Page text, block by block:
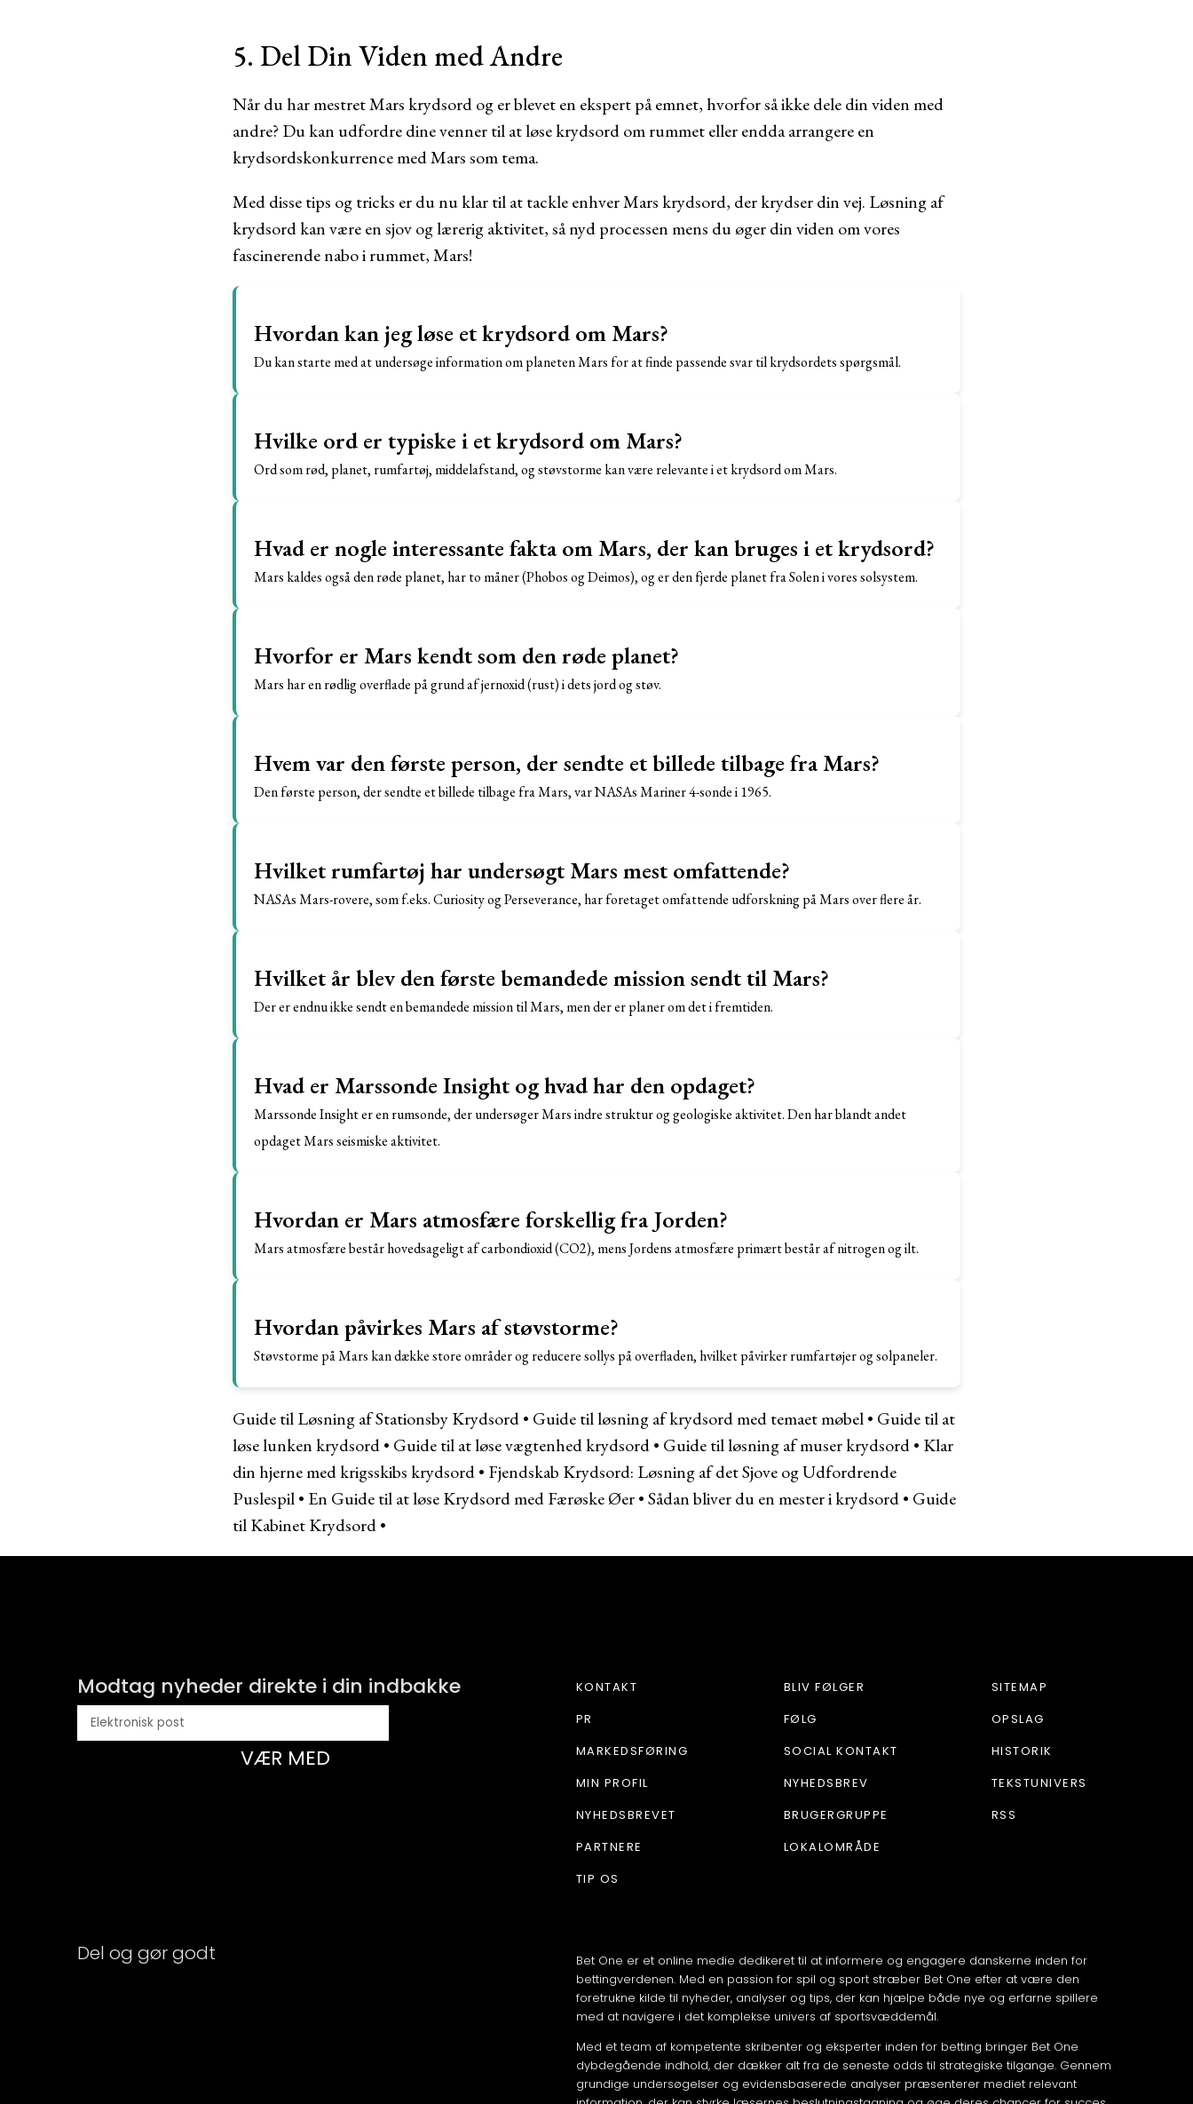
5. Del Din Viden med Andre
Når du har mestret Mars krydsord og er blevet en ekspert på emnet, hvorfor så ikke dele din viden med
andre? Du kan udfordre dine venner til at løse krydsord om rummet eller endda arrangere en
krydsordskonkurrence med Mars som tema.
Med disse tips og tricks er du nu klar til at tackle enhver Mars krydsord, der krydser din vej. Løsning af
krydsord kan være en sjov og lærerig aktivitet, så nyd processen mens du øger din viden om vores
fascinerende nabo i rummet, Mars!
Hvordan kan jeg løse et krydsord om Mars?
Du kan starte med at undersøge information om planeten Mars for at finde passende svar til krydsordets spørgsmål.
Hvilke ord er typiske i et krydsord om Mars?
Ord som rød, planet, rumfartøj, middelafstand, og støvstorme kan være relevante i et krydsord om Mars.
Hvad er nogle interessante fakta om Mars, der kan bruges i et krydsord?
Mars kaldes også den røde planet, har to måner (Phobos og Deimos), og er den fjerde planet fra Solen i vores solsystem.
Hvorfor er Mars kendt som den røde planet?
Mars har en rødlig overflade på grund af jernoxid (rust) i dets jord og støv.
Hvem var den første person, der sendte et billede tilbage fra Mars?
Den første person, der sendte et billede tilbage fra Mars, var NASAs Mariner 4-sonde i 1965.
Hvilket rumfartøj har undersøgt Mars mest omfattende?
NASAs Mars-rovere, som f.eks. Curiosity og Perseverance, har foretaget omfattende udforskning på Mars over flere år.
Hvilket år blev den første bemandede mission sendt til Mars?
Der er endnu ikke sendt en bemandede mission til Mars, men der er planer om det i fremtiden.
Hvad er Marssonde Insight og hvad har den opdaget?
Marssonde Insight er en rumsonde, der undersøger Mars indre struktur og geologiske aktivitet. Den har blandt andet
opdaget Mars seismiske aktivitet.
Hvordan er Mars atmosfære forskellig fra Jorden?
Mars atmosfære består hovedsageligt af carbondioxid (CO2), mens Jordens atmosfære primært består af nitrogen og ilt.
Hvordan påvirkes Mars af støvstorme?
Støvstorme på Mars kan dække store områder og reducere sollys på overfladen, hvilket påvirker rumfartøjer og solpaneler.
Guide til Løsning af Stationsby Krydsord• Guide til løsning af krydsord med temaet møbel• Guide til at
løse lunken krydsord• Guide til at løse vægtenhed krydsord• Guide til løsning af muser krydsord• Klar
din hjerne med krigsskibs krydsord• Fjendskab Krydsord: Løsning af det Sjove og Udfordrende
Puslespil• En Guide til at løse Krydsord med Færøske Øer•Sådan bliver du en mester i krydsord• Guide
til Kabinet Krydsord•
Modtag nyheder direkte i din indbakke
VÆR MED
Bet One er et online medie dedikeret til at informere og engagere danskerne inden for
bettingverdenen. Med en passion for spil og sport stræber Bet One efter at være den
foretrukne kilde til nyheder, analyser og tips, der kan hjælpe både nye og erfarne spillere
med at navigere i det komplekse univers af sportsvæddemål.
Med et team af kompetente skribenter og eksperter inden for betting bringer Bet One
dybdegående indhold, der dækker alt fra de seneste odds til strategiske tilgange. Gennem
grundige undersøgelser og evidensbaserede analyser præsenterer mediet relevant
Del og gør godt
KONTAKT
PR
MARKEDSFØRING
MIN PROFIL
NYHEDSBREVET
PARTNERE
TIP OS
BLIV FØLGER
FØLG
SOCIAL KONTAKT
NYHEDSBREV
BRUGERGRUPPE
LOKALOMRÅDE
SITEMAP
OPSLAG
HISTORIK
TEKSTUNIVERS
RSS